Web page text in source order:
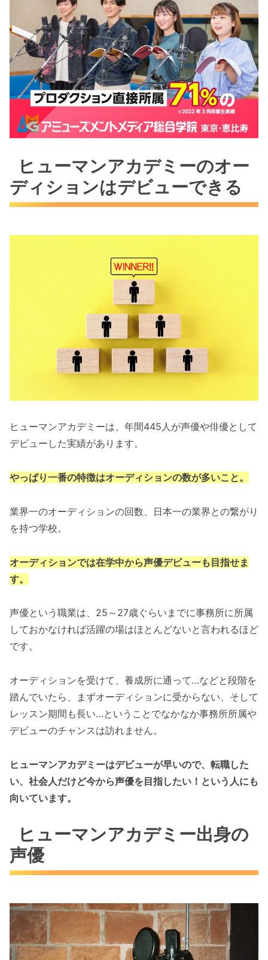
ヒューマンアカデミーのオー
ディションはデビューできる
ヒューマンアカデミーは、年間445人が声優や俳優として
デビューした実績があります。
やっぱり一番の特徴はオーディションの数が多いこと。
業界一のオーディションの回数、日本一の業界との繋がり
を持つ学校。
オーディションでは在学中から声優デビューも目指せま
す。
声優という職業は、25～27歳ぐらいまでに事務所に所属
しておかなければ活躍の場はほとんどないと言われるほど
です。
オーディションを受けて、養成所に通って…などと段階を
踏んでいたら、まずオーディションに受からない、そして
レッスン期間も長い…ということでなかなか事務所所属や
デビューのチャンスは訪れません。
ヒューマンアカデミーはデビューが早いので、転職した
い、社会人だけど今から声優を目指したい！という人にも
向いています。
ヒューマンアカデミー出身の
声優